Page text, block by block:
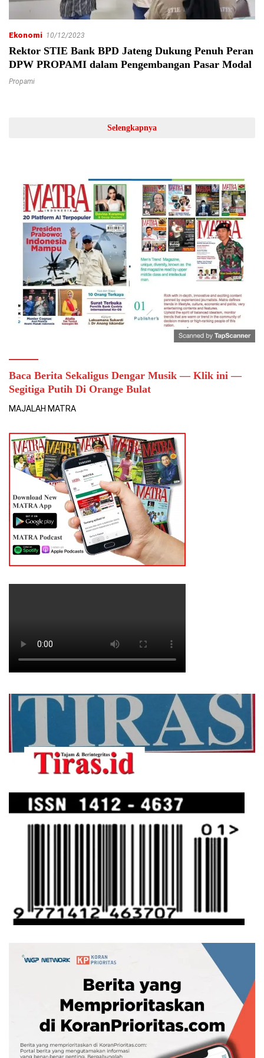
Ekonomi 10/12/2023
Rektor STIE Bank BPD Jateng Dukung Penuh Peran
DPW PROPAMI dalam Pengembangan Pasar Modal
Propami
Selengkapnya
Baca Berita Sekaligus Dengar Musik — Klik ini —
Segitiga Putih Di Orange Bulat
MAJALAH MATRA